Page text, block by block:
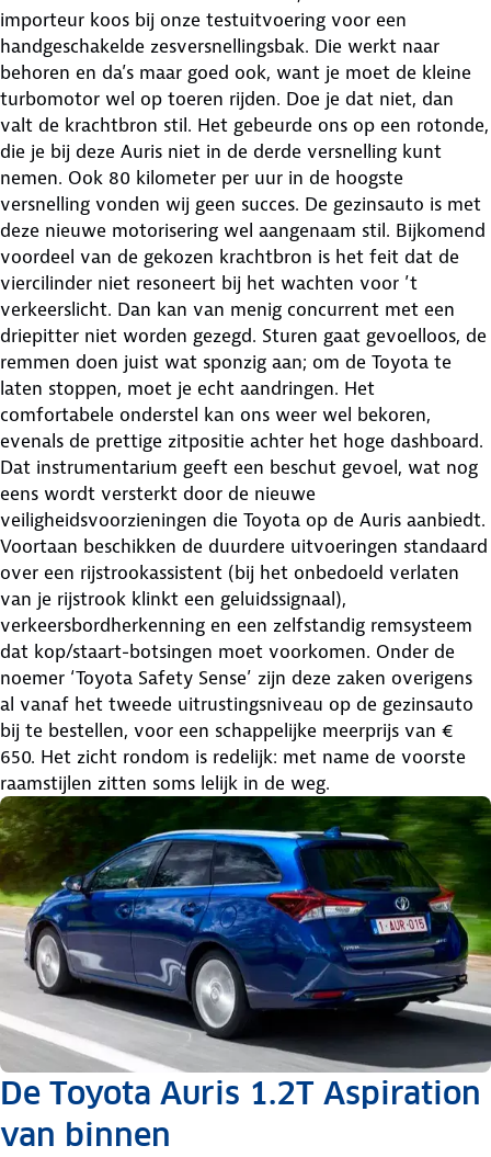
importeur koos bij onze testuitvoering voor een
handgeschakelde zesversnellingsbak. Die werkt naar
behoren en da’s maar goed ook, want je moet de kleine
turbomotor wel op toeren rijden. Doe je dat niet, dan
valt de krachtbron stil. Het gebeurde ons op een rotonde,
die je bij deze Auris niet in de derde versnelling kunt
nemen. Ook 80 kilometer per uur in de hoogste
versnelling vonden wij geen succes. De gezinsauto is met
deze nieuwe motorisering wel aangenaam stil. Bijkomend
voordeel van de gekozen krachtbron is het feit dat de
viercilinder niet resoneert bij het wachten voor ’t
verkeerslicht. Dan kan van menig concurrent met een
driepitter niet worden gezegd. Sturen gaat gevoelloos, de
remmen doen juist wat sponzig aan; om de Toyota te
laten stoppen, moet je echt aandringen. Het
comfortabele onderstel kan ons weer wel bekoren,
evenals de prettige zitpositie achter het hoge dashboard.
Dat instrumentarium geeft een beschut gevoel, wat nog
eens wordt versterkt door de nieuwe
veiligheidsvoorzieningen die Toyota op de Auris aanbiedt.
Voortaan beschikken de duurdere uitvoeringen standaard
over een rijstrookassistent (bij het onbedoeld verlaten
van je rijstrook klinkt een geluidssignaal),
verkeersbordherkenning en een zelfstandig remsysteem
dat kop/staart-botsingen moet voorkomen. Onder de
noemer ‘Toyota Safety Sense’ zijn deze zaken overigens
al vanaf het tweede uitrustingsniveau op de gezinsauto
bij te bestellen, voor een schappelijke meerprijs van €
650. Het zicht rondom is redelijk: met name de voorste
raamstijlen zitten soms lelijk in de weg.
De Toyota Auris 1.2T Aspiration
van binnen